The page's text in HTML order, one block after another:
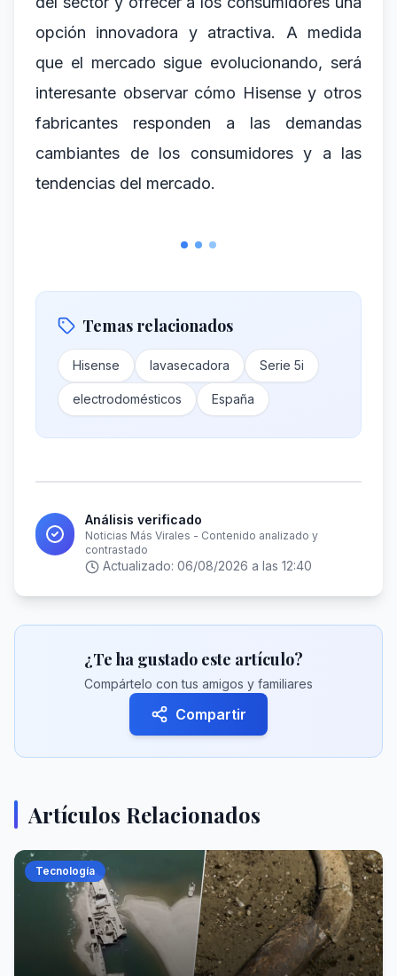
opción innovadora y atractiva. A medida
que el mercado sigue evolucionando, será
interesante observar cómo Hisense y otros
fabricantes responden a las demandas
cambiantes de los consumidores y a las
tendencias del mercado.
Temas relacionados
Hisense lavasecadora Serie 5i
electrodomésticos España
Análisis verificado
Noticias Más Virales - Contenido analizado y
contrastado
Actualizado: 06/08/2026 a las 12:40
¿Te ha gustado este artículo?
Compártelo con tus amigos y familiares
Compartir
Artículos Relacionados
Tecnología